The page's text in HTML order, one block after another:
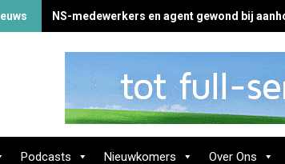
NS-medewerkers en agent gewond bij
Podcasts Nieuwkomers Over Ons